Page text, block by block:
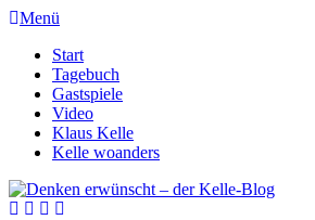
Menü
Start
Tagebuch
Gastspiele
Video
Klaus Kelle
Kelle woanders